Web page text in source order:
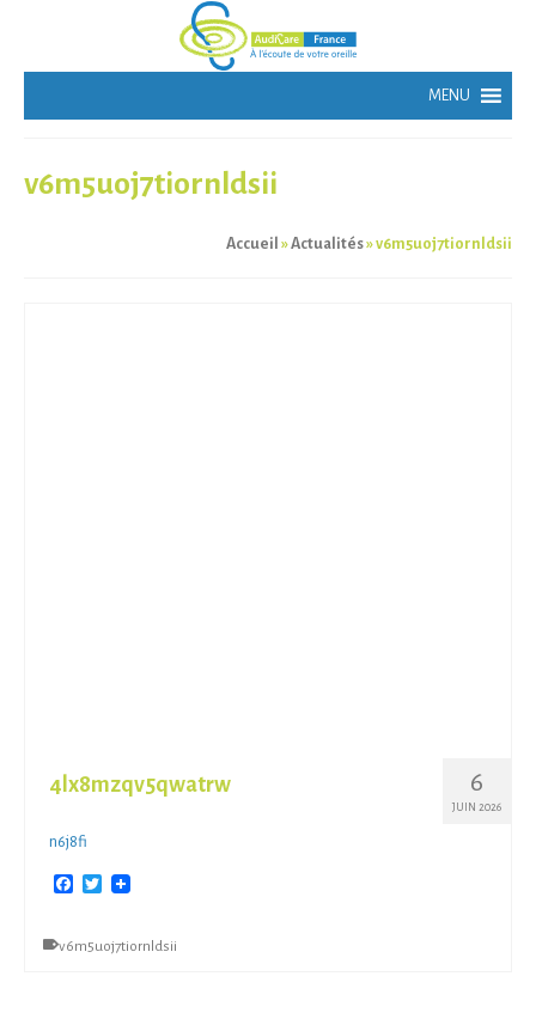
v6m5uoj7tiornldsii
Accueil »Actualités»v6m5uoj7tiornldsii
6
JUIN 2026
4lx8mzqv5qwatrw
n6j8fi
Facebook
Twitter
v6m5uoj7tiornldsii